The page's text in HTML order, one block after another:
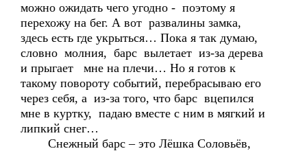
можно ожидать чего угодно - поэтому я
перехожу на бег. А вот развалины замка,
здесь есть где укрыться… Пока я так думаю,
словно молния, барс вылетает из-за дерева
и прыгает мне на плечи… Но я готов к
такому повороту событий, перебрасываю его
через себя, а из-за того, что барс вцепился
мне в куртку, падаю вместе с ним в мягкий и
липкий снег…
Снежный барс – это Лёшка Соловьёв,